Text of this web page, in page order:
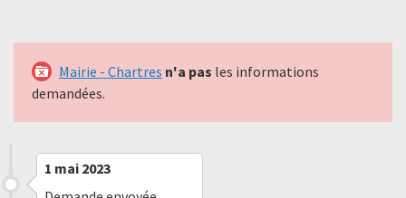
Mairie - Chartres n'a pas les informations
demandées.
1 mai 2023